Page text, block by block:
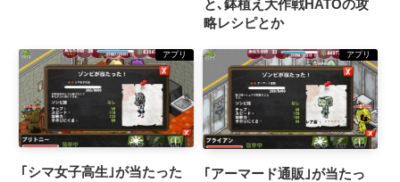
と､鉢植え大作戦HATOの攻
略レシピとか
アプリ
｢シマ女子高生｣が当たった
アプリ
｢アーマード通販｣が当たっ